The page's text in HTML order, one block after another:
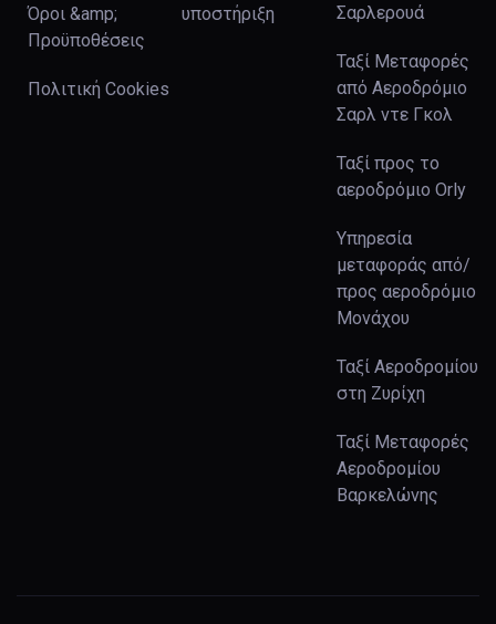
Όροι &amp;
Προϋποθέσεις
Πολιτική Cookies
υποστήριξη
Σαρλερουά
Ταξί Μεταφορές
από Αεροδρόμιο
Σαρλ ντε Γκολ
Ταξί προς το
αεροδρόμιο Orly
Υπηρεσία
μεταφοράς από/
προς αεροδρόμιο
Μονάχου
Ταξί Αεροδρομίου
στη Ζυρίχη
Ταξί Μεταφορές
Αεροδρομίου
Βαρκελώνης